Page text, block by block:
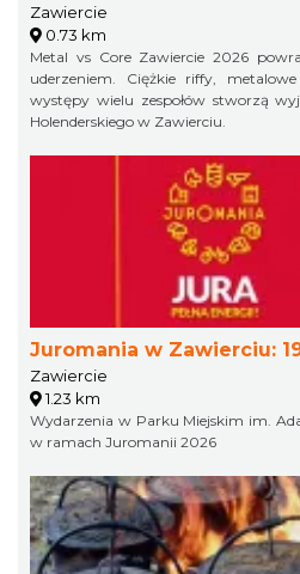
Zawiercie
0.73 km
Metal vs Core Zawiercie 2026
uderzeniem. Ciężkie riffy,
występy wielu zespołów stworzą
Holenderskiego w Zawierciu.
Juromania w Zawierciu:
Zawiercie
1.23 km
Wydarzenia w Parku Miejskim im.
w ramach Juromanii 2026